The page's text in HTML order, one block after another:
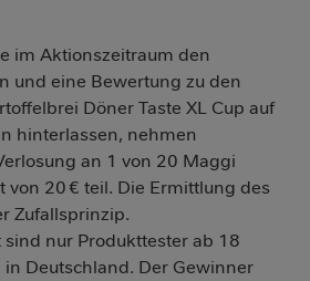
im Aktionszeitraum den
und eine Bewertung zu den
Döner Taste XL Cup auf
hinterlassen, nehmen
an 1 von 20 Maggi
von 20 € teil. Die Ermittlung des
Zufallsprinzip.
nur Produkttester ab 18
Deutschland. Der Gewinner